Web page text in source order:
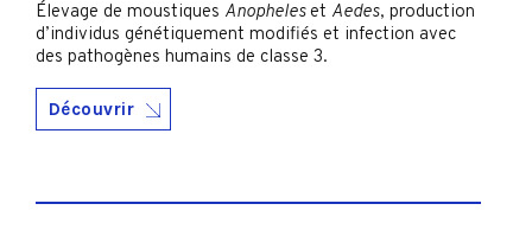
Élevage de moustiques Anopheles et Aedes, production
d’individus génétiquement modifiés et infection avec
des pathogènes humains de classe 3.
Découvrir